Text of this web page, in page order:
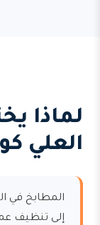
لماذا
العلي
المطابخ في
إلى تنظيف